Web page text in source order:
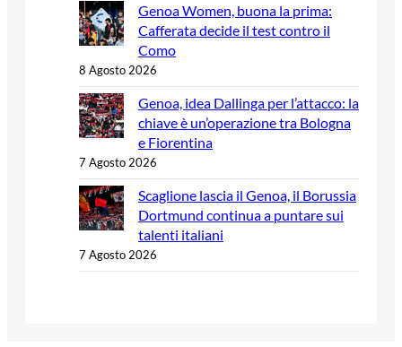
Genoa Women, buona la prima:
Cafferata decide il test contro il
Como
8 Agosto 2026
Genoa, idea Dallinga per l’attacco: la
chiave è un’operazione tra Bologna
e Fiorentina
7 Agosto 2026
Scaglione lascia il Genoa, il Borussia
Dortmund continua a puntare sui
talenti italiani
7 Agosto 2026